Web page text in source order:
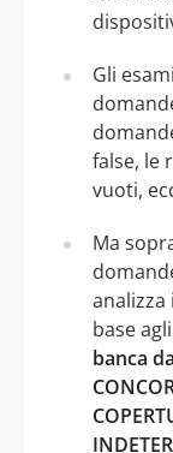
Gli
false, le
vuoti,
Ma
base
banca